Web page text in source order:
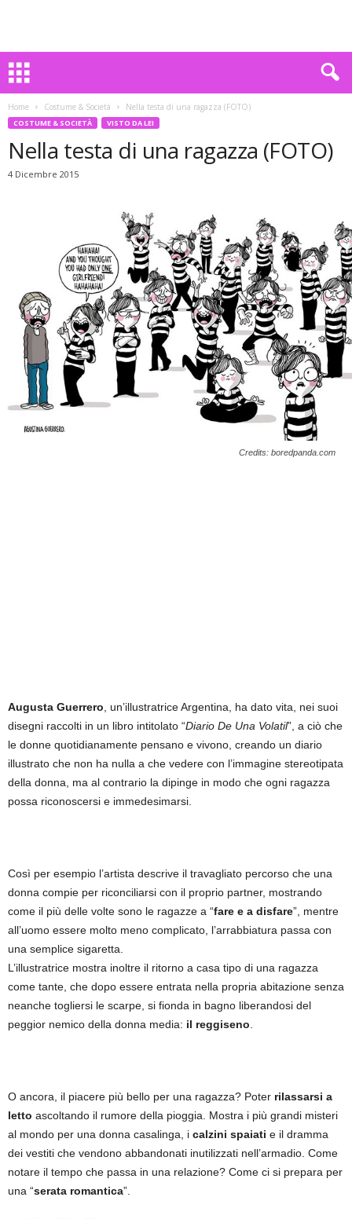
Home Costume & Società Nella testa di una ragazza (FOTO)
COSTUME & SOCIETÀ VISTO DA LEI
Nella testa di una ragazza (FOTO)
4 Dicembre 2015
Credits: boredpanda.com
Augusta Guerrero , un’illustratrice Argentina, ha dato vita, nei suoi
disegni raccolti in un libro intitolato “Diario De Una Volatil”, a ciò che
le donne quotidianamente pensano e vivono, creando un diario
illustrato che non ha nulla a che vedere con l’immagine stereotipata
della donna, ma al contrario la dipinge in modo che ogni ragazza
possa riconoscersi e immedesimarsi.
Così per esempio l’artista descrive il travagliato percorso che una
donna compie per riconciliarsi con il proprio partner, mostrando
come il più delle volte sono le ragazze a “fare e a disfare”, mentre
all’uomo essere molto meno complicato, l’arrabbiatura passa con
una semplice sigaretta.
L’illustratrice mostra inoltre il ritorno a casa tipo di una ragazza
come tante, che dopo essere entrata nella propria abitazione senza
neanche togliersi le scarpe, si fionda in bagno liberandosi del
peggior nemico della donna media: il reggiseno
O ancora, il piacere più bello per una ragazza? Poter rilassarsi a
letto ascoltando il rumore della pioggia. Mostra i più grandi misteri
al mondo per una donna casalinga, i calzini spaiati e il dramma
dei vestiti che vendono abbandonati inutilizzati nell’armadio. Come
notare il tempo che passa in una relazione? Come ci si prepara per
una “serata romantica”.